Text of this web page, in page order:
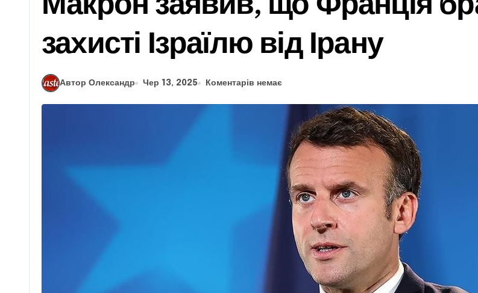
захисті Ізраїлю від Ірану
Автор Олександр Чер 13, 2025 Коментарів немає